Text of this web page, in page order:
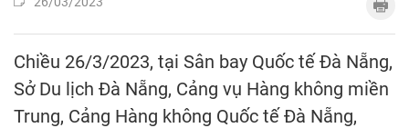
Chiều 26/3/2023, tại Sân bay Quốc tế Đà Nẵng,
Sở Du lịch Đà Nẵng, Cảng vụ Hàng không miền
Trung, Cảng Hàng không Quốc tế Đà Nẵng,